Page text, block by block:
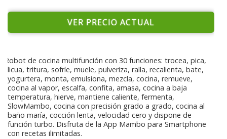
VER PRECIO ACTUAL
Robot de cocina multifunción con 30 funciones: trocea, pica,
licua, tritura, sofríe, muele, pulveriza, ralla, recalienta, bate,
yogurtera, monta, emulsiona, mezcla, cocina, remueve,
cocina al vapor, escalfa, confita, amasa, cocina a baja
temperatura, hierve, mantiene caliente, fermenta,
SlowMambo, cocina con precisión grado a grado, cocina al
baño maría, cocción lenta, velocidad cero y dispone de
función turbo. Disfruta de la App Mambo para Smartphone
con recetas ilimitadas.